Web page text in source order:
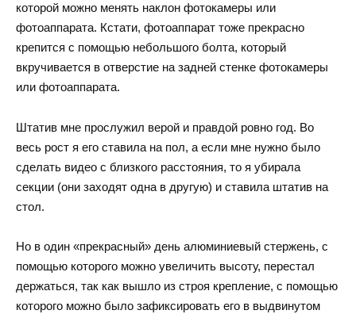
которой можно менять наклон фотокамеры или
фотоаппарата. Кстати, фотоаппарат тоже прекрасно
крепится с помощью небольшого болта, который
вкручивается в отверстие на задней стенке фотокамеры
или фотоаппарата.
Штатив мне прослужил верой и правдой ровно год. Во
весь рост я его ставила на пол, а если мне нужно было
сделать видео с близкого расстояния, то я убирала
секции (они заходят одна в другую) и ставила штатив на
стол.
Но в один «прекрасный» день алюминиевый стержень, с
помощью которого можно увеличить высоту, перестал
держаться, так как вышло из строя крепление, с помощью
которого можно было зафиксировать его в выдвинутом